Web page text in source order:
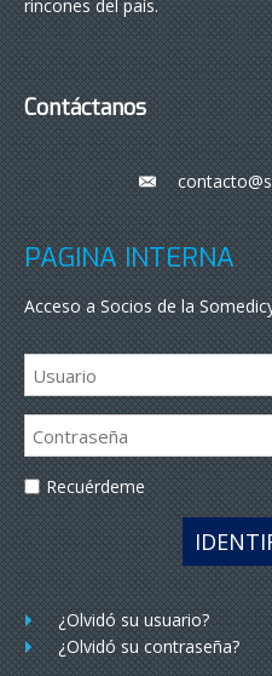
rincones del país.
Contáctanos
___
PÁGINA INTERNA
Acceso a Socios de la
Recuérdeme
¿Olvidó su usuario?
¿Olvidó su contraseña?